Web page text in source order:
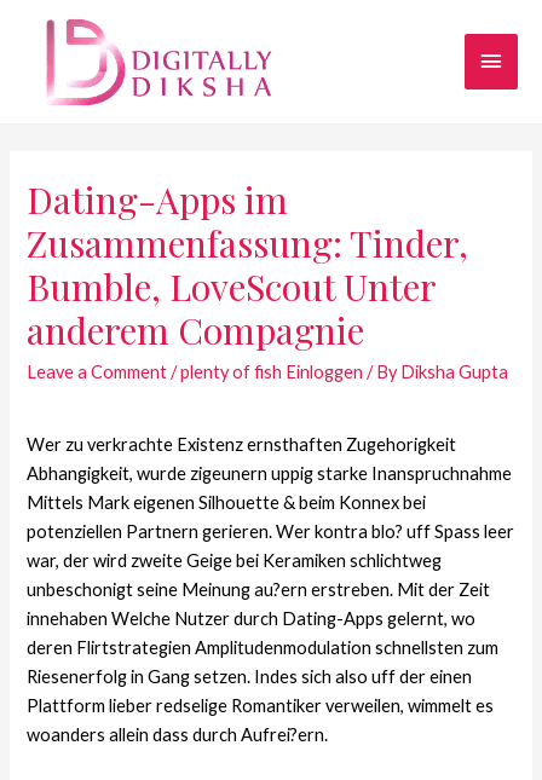
Dating-Apps im
Zusammenfassung: Tinder,
Bumble, LoveScout Unter
anderem Compagnie
Leave a Comment /plenty of fish Einloggen / ByDiksha Gupta
Wer zu verkrachte Existenz ernsthaften Zugehorigkeit
Abhangigkeit, wurde zigeunern uppig starke Inanspruchnahme
Mittels Mark eigenen Silhouette & beim Konnex bei
potenziellen Partnern gerieren. Wer kontra blo? uff Spass leer
war, der wird zweite Geige bei Keramiken schlichtweg
unbeschonigt seine Meinung au?ern erstreben. Mit der Zeit
innehaben Welche Nutzer durch Dating-Apps gelernt, wo
deren Flirtstrategien Amplitudenmodulation schnellsten zum
Riesenerfolg in Gang setzen. Indes sich also uff der einen
Plattform lieber redselige Romantiker verweilen, wimmelt es
woanders allein dass durch Aufrei?ern.